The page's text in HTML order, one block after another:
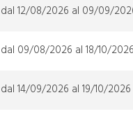
dal 12/08/2026 al 09/09/
dal 09/08/2026 al 18/10/2026
dal 14/09/2026 al 19/10/2026